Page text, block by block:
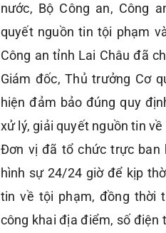
nước, Bộ Công an, Công
quyết nguồn tin tội phạm
Công an tỉnh Lai Châu đã
Giám đốc, Thủ trưởng Cơ
hiện đảm bảo đúng quy
xử lý, giải quyết nguồn tin về
Đơn vị đã tổ chức trực ban
hình sự 24/24 giờ để kịp
tin về tội phạm, đồng thời
công khai địa điểm, số điện